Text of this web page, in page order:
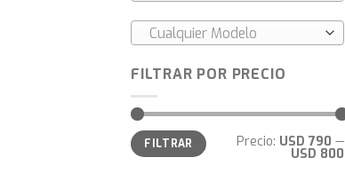
Cualquier Modelo
FILTRAR POR PRECIO
Precio
mínimo
Precio
máximo
FILTRAR Precio: USD 790 —
USD 800